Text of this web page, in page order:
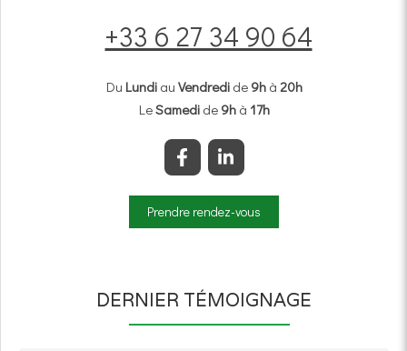
+33 6 27 34 90 64
Du Lundiau Vendredide 9hà 20h
LeSamedide 9hà 17h
Prendre rendez-vous
DERNIER TÉMOIGNAGE